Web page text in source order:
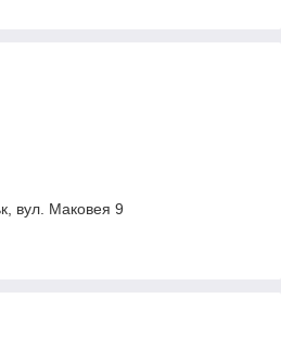
вул. Маковея 9